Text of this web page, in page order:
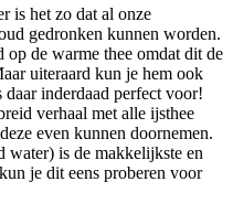
is het zo dat al onze
gedronken kunnen worden.
op de warme thee omdat dit de
uiteraard kun je hem ook
inderdaad perfect voor!
verhaal met alle ijsthee
even kunnen doornemen.
is de makkelijkste en
je dit eens proberen voor